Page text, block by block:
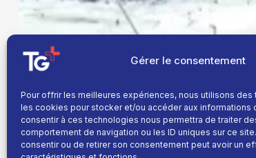
Gérer le consentement
Pour offrir les meilleures expériences, nous utilisons
les cookies pour stocker et/ou accéder aux informations
consentir à ces technologies nous permettra de traiter
comportement de navigation ou les ID uniques sur ce
consentir ou de retirer son consentement peut avoir un